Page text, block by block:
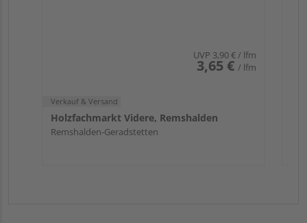
UVP 3,90 €/ lfm
3,65 € / lfm
Verkauf & Versand
Holzfachmarkt Videre, Remshalden
Remshalden-Geradstetten